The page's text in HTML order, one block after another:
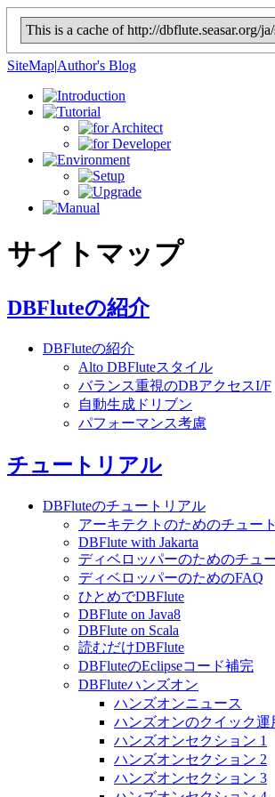
This is a cache of http://dbflute.seasar.org/
SiteMap|Author's Blog
サイトマップ
DBFluteの紹介
DBFluteの紹介
Alto DBFluteスタイル
バランス重視のDBアクセスI/F
自動生成ドリブン
パフォーマンス考慮
チュートリアル
DBFluteのチュートリアル
アーキテクトのためのチュー
DBFlute with Jakarta
ディベロッパーのためのチュ
ディベロッパーのためのFAQ
ひとめでDBFlute
DBFlute on Java8
DBFlute on Scala
読むだけDBFlute
DBFluteのEclipseコード補完
DBFluteハンズオン
ハンズオンニュース
ハンズオンのクイック運
ハンズオンセクション 1
ハンズオンセクション 2
ハンズオンセクション 3